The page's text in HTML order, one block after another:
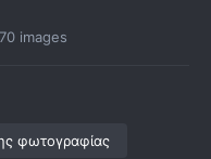
images
φωτογραφίας